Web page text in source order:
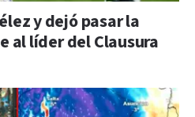
y dejó pasar la
al líder del Clausura